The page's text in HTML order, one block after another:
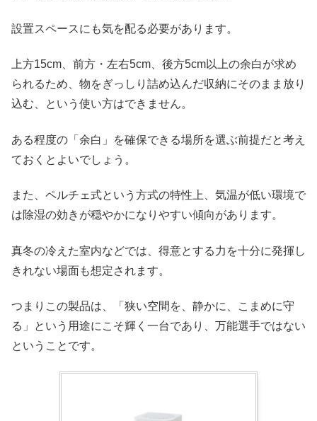
設置スペースにも気を配る必要があります。
上方15cm、前方・左右5cm、後方5cm以上の余白が求め
られるため、物をぎっしり詰め込んだ収納にそのまま放り
込む、という使い方はできません。
ある程度の「余白」を確保できる場所を選ぶ前提だと考え
ておくとよいでしょう。
また、ペルチェ式という方式の特性上、気温が低い環境で
は除湿の効きが穏やかになりやすい傾向があります。
真冬の冷えた室内などでは、得意とする力を十分に発揮し
きれない場面も想定されます。
つまりこの製品は、「狭い空間を、静かに、こまめに守
る」という用途にこそ輝く一台であり、万能選手ではない
ということです。